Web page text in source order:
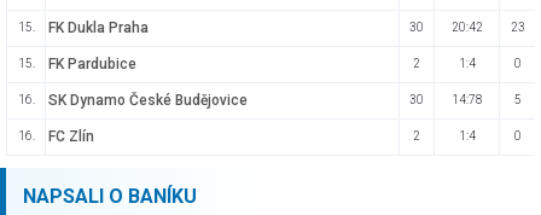
15. FK Dukla Praha 30 20:42 23
15. FK Pardubice 2 1:4 0
16. SK Dynamo České Budějovice 30 14:78 5
16. FC Zlín 2 1:4 0
NAPSALI O BANÍKU